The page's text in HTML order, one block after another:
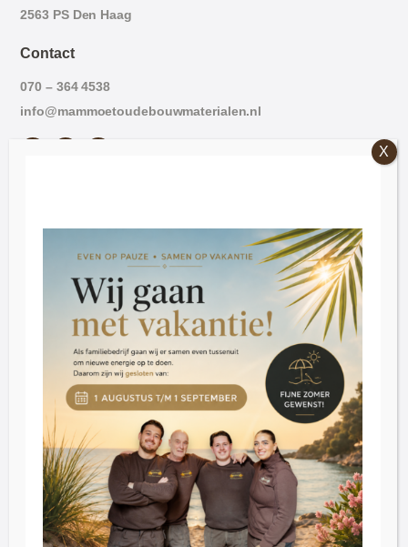
2563 PS Den Haag
Contact
070 – 364 4538
info@mammoetoudebouwmaterialen.nl
Zaterdag: 09:30 – 16:30
Dinsdag t/m donderdag op afspraak
Klantenservice
Blog
Reviews
Contact
Inkoop